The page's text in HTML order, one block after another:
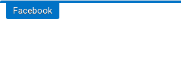
Facebook